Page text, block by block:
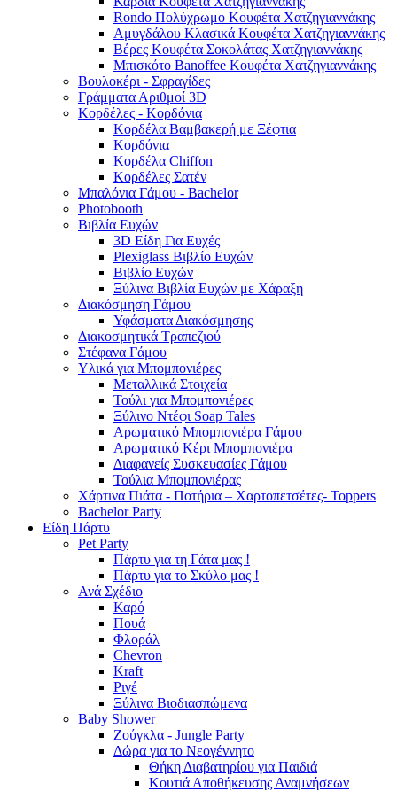
Rondo Πολύχρωμο Κουφέτα Χατζηγιαννάκης
Αμυγδάλου Κλασικά Κουφέτα Χατζηγιαννάκης
Βέρες Κουφέτα Σοκολάτας Χατζηγιαννάκης
Μπισκότο Banoffee Κουφέτα Χατζηγιαννάκης
Βουλοκέρι - Σφραγίδες
Γράμματα Αριθμοί 3D
Κορδέλες - Κορδόνια
Κορδέλα Βαμβακερή με Ξέφτια
Κορδόνια
Κορδέλα Chiffon
Κορδέλες Σατέν
Μπαλόνια Γάμου - Bachelor
Photobooth
Βιβλία Ευχών
3D Είδη Για Ευχές
Plexiglass Βιβλίο Ευχών
Βιβλίο Ευχών
Ξύλινα Βιβλία Ευχών με Χάραξη
Διακόσμηση Γάμου
Υφάσματα Διακόσμησης
Διακοσμητικά Τραπεζιού
Στέφανα Γάμου
Υλικά για Μπομπονιέρες
Μεταλλικά Στοιχεία
Τούλι για Μπομπονιέρες
Ξύλινο Ντέφι Soap Tales
Αρωματικό Μπομπονιέρα Γάμου
Αρωματικό Κέρι Μπομπονιέρα
Διαφανείς Συσκευασίες Γάμου
Τούλια Μπομπονιέρας
Χάρτινα Πιάτα - Ποτήρια – Χαρτοπετσέτες- Toppers
Bachelor Party
Είδη Πάρτυ
Pet Party
Πάρτυ για τη Γάτα μας !
Πάρτυ για το Σκύλο μας !
Ανά Σχέδιο
Καρό
Πουά
Φλοράλ
Chevron
Kraft
Ριγέ
Ξύλινα Βιοδιασπώμενα
Baby Shower
Ζούγκλα - Jungle Party
Δώρα για το Νεογέννητο
Θήκη Διαβατηρίου για Παιδιά
Κουτιά Αποθήκευσης Αναμνήσεων